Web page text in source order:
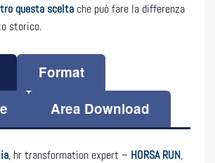
questa scelta che può fare la differenza
storico.
Format
Area Download
, hr transformation expert – HORSA RUN,